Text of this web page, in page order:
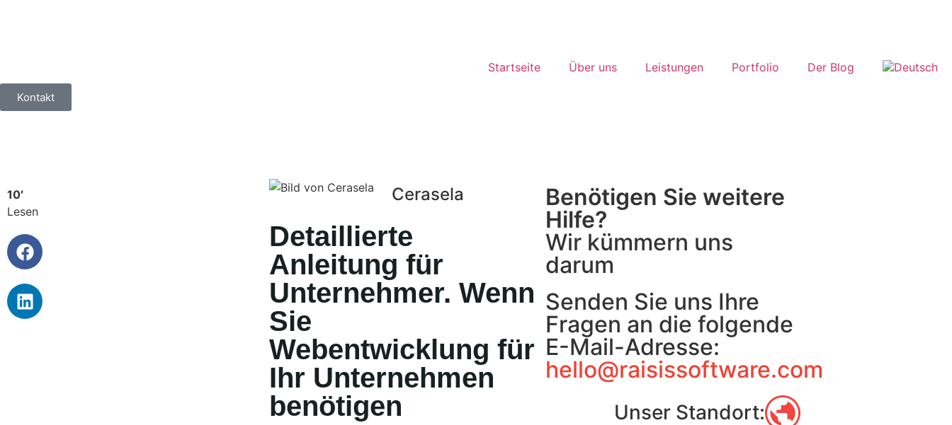
Startseite Über uns Leistungen Portfolio Der Blog
Kontakt
10′
Lesen
Cerasela
Detaillierte
Anleitung für
Unternehmer. Wenn
Sie
Webentwicklung für
Ihr Unternehmen
benötigen
Benötigen Sie weitere
Hilfe?
Wir kümmern uns
darum
Senden Sie uns Ihre
Fragen an die folgende
E-Mail-Adresse:
hello@raisissoftware.com
Unser Standort: